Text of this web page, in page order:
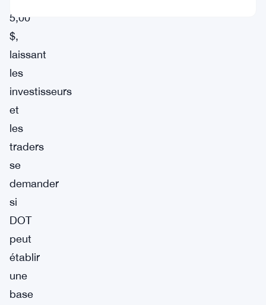
5,00
$,
laissant
les
investisseurs
et
les
traders
se
demander
si
DOT
peut
établir
une
base